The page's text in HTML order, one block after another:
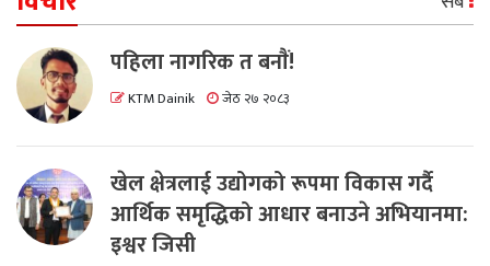
पहिला नागरिक त बनाैं!
KTM Dainik जेठ २७ २०८३
खेल क्षेत्रलाई उद्योगको रूपमा विकास गर्दै
आर्थिक समृद्धिको आधार बनाउने अभियानमा:
इश्वर जिसी